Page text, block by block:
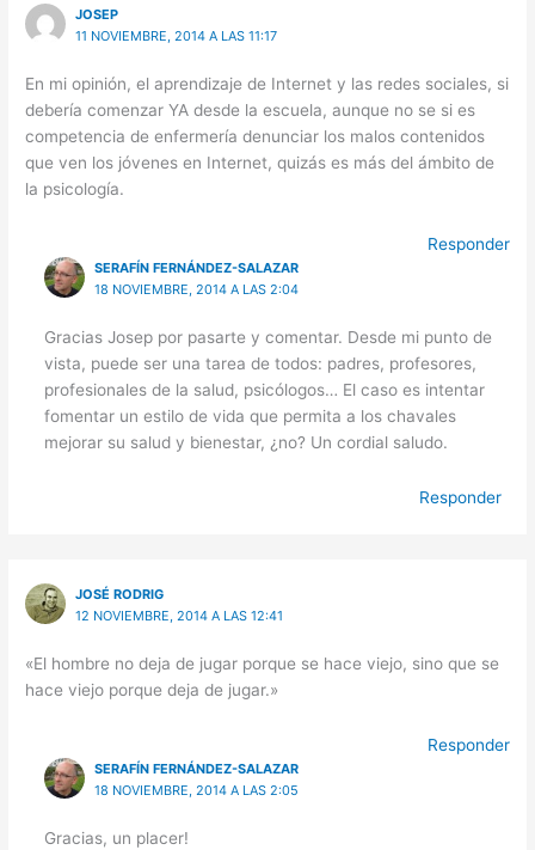
JOSEP
11 NOVIEMBRE, 2014 A LAS 11:17
En mi opinión, el aprendizaje de Internet y las redes sociales, si
debería comenzar YA desde la escuela, aunque no se si es
competencia de enfermería denunciar los malos contenidos
que ven los jóvenes en Internet, quizás es más del ámbito de
la psicología.
Responder
SERAFÍN FERNÁNDEZ-SALAZAR
18 NOVIEMBRE, 2014 A LAS 2:04
Gracias Josep por pasarte y comentar. Desde mi punto de
vista, puede ser una tarea de todos: padres, profesores,
profesionales de la salud, psicólogos… El caso es intentar
fomentar un estilo de vida que permita a los chavales
mejorar su salud y bienestar, ¿no? Un cordial saludo.
Responder
JOSÉ RODRIG
12 NOVIEMBRE, 2014 A LAS 12:41
«El hombre no deja de jugar porque se hace viejo, sino que se
hace viejo porque deja de jugar.»
Responder
SERAFÍN FERNÁNDEZ-SALAZAR
18 NOVIEMBRE, 2014 A LAS 2:05
Gracias, un placer!